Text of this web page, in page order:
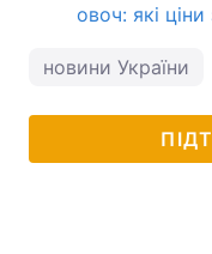
овоч: які ціни
новини України